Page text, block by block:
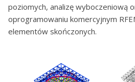
poziomych, analizę wyboczeniową
oprogramowaniu komercyjnym
elementów skończonych.